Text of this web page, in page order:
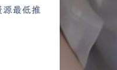
影 深阴影
最低推